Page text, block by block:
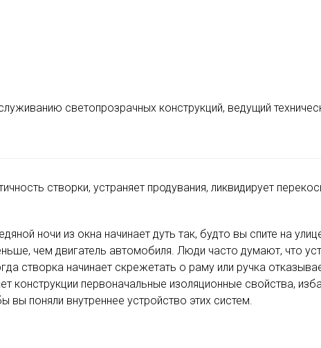
светопрозрачных конструкций, ведущий
створки, устраняет продувания, ликвидирует
ночи из окна начинает дуть так, будто вы спите на
чем двигатель автомобиля. Люди часто думают, что
створка начинает скрежетать о раму или ручка
конструкции первоначальные изоляционные свойства,
поняли внутреннее устройство этих систем.